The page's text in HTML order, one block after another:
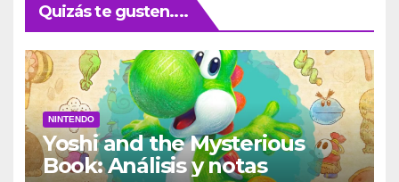
Quizás te gusten....
NINTENDO
Yoshi and the Mysterious
Book: Análisis y notas